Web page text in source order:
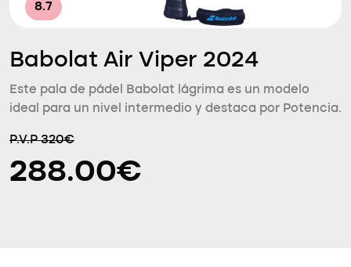
8.7
Babolat Air Viper 2024
Este pala de pádel Babolat lágrima es un modelo
ideal para un nivel intermedio y destaca por Potencia.
P.V.P 320€
288.00€